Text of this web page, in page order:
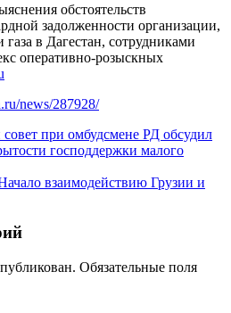
обстоятельств
задолженности организации,
в Дагестан, сотрудниками
оперативно-розыскных
news/287928/
при омбудсмене РД обсудил
господдержки малого
взаимодействию Грузии и
Обязательные поля